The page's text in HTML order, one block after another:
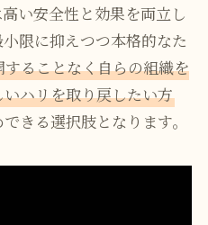
い安全性と効果を両立し
小限に抑えつつ本格的なた
することなく自らの組織を
ハリを取り戻したい方
きる選択肢となります。